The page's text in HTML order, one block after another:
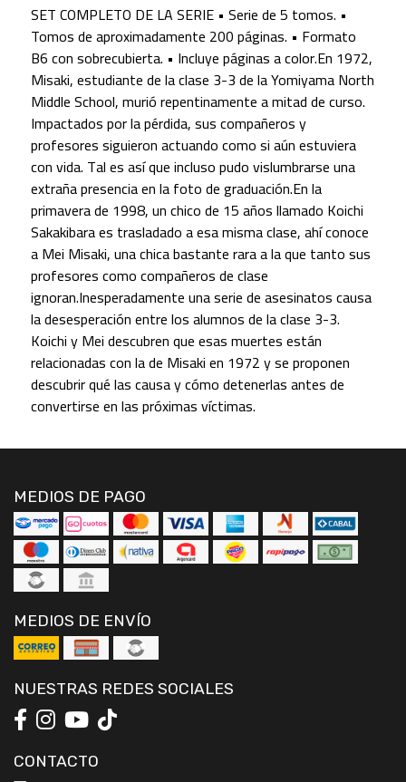
SET COMPLETO DE LA SERIE • Serie de 5 tomos. •
Tomos de aproximadamente 200 páginas. • Formato
B6 con sobrecubierta.​ • Incluye páginas a color.En 1972,
Misaki, estudiante de la clase 3-3 de la Yomiyama North
Middle School, murió repentinamente a mitad de curso.
Impactados por la pérdida, sus compañeros y
profesores siguieron actuando como si aún estuviera
con vida. Tal es así que incluso pudo vislumbrarse una
extraña presencia en la foto de graduación.En la
primavera de 1998, un chico de 15 años llamado Koichi
Sakakibara es trasladado a esa misma clase, ahí conoce
a Mei Misaki, una chica bastante rara a la que tanto sus
profesores como compañeros de clase
ignoran.Inesperadamente una serie de asesinatos causa
la desesperación entre los alumnos de la clase 3-3.
Koichi y Mei descubren que esas muertes están
relacionadas con la de Misaki en 1972 y se proponen
descubrir qué las causa y cómo detenerlas antes de
convertirse en las próximas víctimas.
MEDIOS DE PAGO
MEDIOS DE ENVÍO
NUESTRAS REDES SOCIALES
CONTACTO